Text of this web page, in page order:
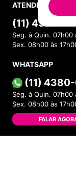
ATENDIMENTO
(11) 4380-
Seg. à Quin. 07h00
Sex. 08h00 às
WHATSAPP
(11)
Seg. à Quin. 07h00
Sex. 08h00 às
FALAR